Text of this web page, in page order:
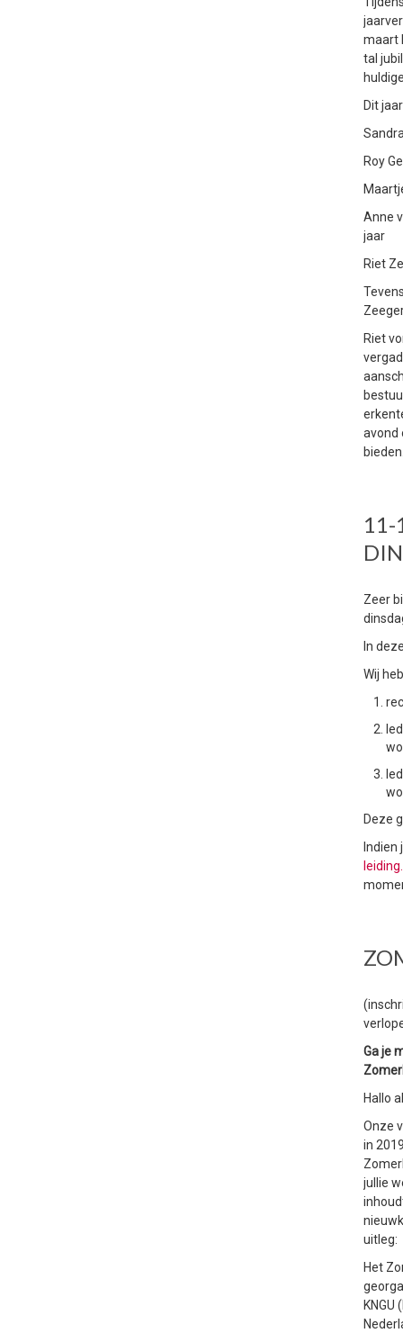
maart
tal
Dit
Roy
Anne
jaar
Riet
Riet
avond
11-
Zeer
In
Wij
Deze
Ga je
Hallo
Onze
in
jullie
uitleg:
Het
KNGU